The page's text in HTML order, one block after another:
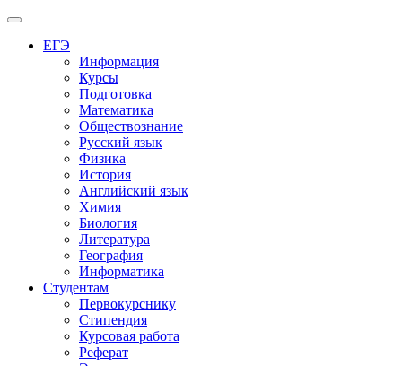
Меню
ЕГЭ
Информация
Курсы
Подготовка
Математика
Обществознание
Русский язык
Физика
История
Английский язык
Химия
Биология
Литература
География
Информатика
Студентам
Первокурснику
Стипендия
Курсовая работа
Реферат